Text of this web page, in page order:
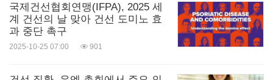
국제건선협회연맹(IFPA), 2025 세
계 건선의 날 맞아 건선 도미노 효
과 중단 촉구
2025-10-25 07:00 901